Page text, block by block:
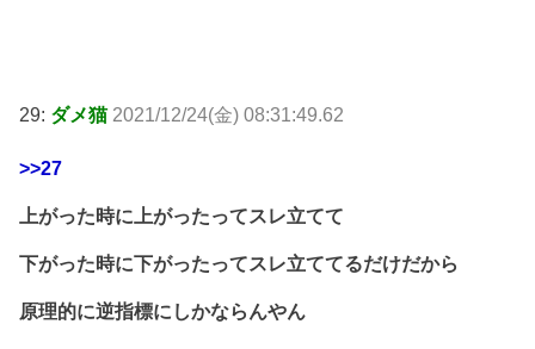
29: ダメ猫 2021/12/24(金) 08:31:49.62
>>27
上がった時に上がったってスレ立てて
下がった時に下がったってスレ立ててるだけだから
原理的に逆指標にしかならんやん